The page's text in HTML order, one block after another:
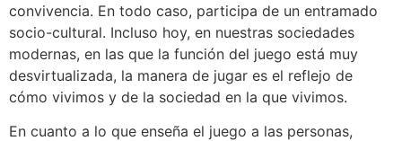
convivencia. En todo caso, participa de un entramado
socio-cultural. Incluso hoy, en nuestras sociedades
modernas, en las que la función del juego está muy
desvirtualizada, la manera de jugar es el reflejo de
cómo vivimos y de la sociedad en la que vivimos.
En cuanto a lo que enseña el juego a las personas,